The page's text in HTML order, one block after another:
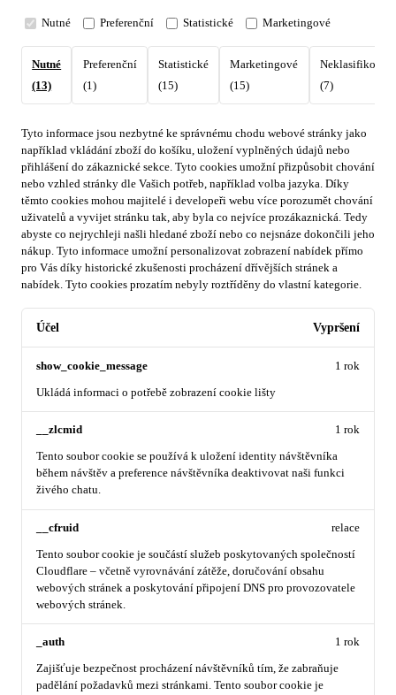
Nutné Preferenční Statistické Marketingové
Nutné
(13)
Preferenční
(1)
Statistické
(15)
Marketingové
(15)
(7)
Tyto informace jsou nezbytné ke správnému chodu webové stránky jako
například vkládání zboží do košíku, uložení vyplněných údajů nebo
přihlášení do zákaznické sekce. Tyto cookies umožní přizpůsobit chování
nebo vzhled stránky dle Vašich potřeb, například volba jazyka. Díky
těmto cookies mohou majitelé i developeři webu více porozumět chování
uživatelů a vyvijet stránku tak, aby byla co nejvíce prozákaznická. Tedy
abyste co nejrychleji našli hledané zboží nebo co nejsnáze dokončili jeho
nákup. Tyto informace umožní personalizovat zobrazení nabídek přímo
pro Vás díky historické zkušenosti procházení dřívějších stránek a
nabídek. Tyto cookies prozatím nebyly roztříděny do vlastní kategorie.
Účel Vypršení
show_cookie_message
Ukládá informaci o potřebě zobrazení cookie lišty
1 rok
__zlcmid
Tento soubor cookie se používá k uložení identity návštěvníka
během návštěv a preference návštěvníka deaktivovat naši funkci
živého chatu.
1 rok
__cfruid
Tento soubor cookie je součástí služeb poskytovaných společností
Cloudflare – včetně vyrovnávání zátěže, doručování obsahu
webových stránek a poskytování připojení DNS pro provozovatele
webových stránek.
relace
_auth
Zajišťuje bezpečnost procházení návštěvníků tím, že zabraňuje
padělání požadavků mezi stránkami. Tento soubor cookie je
1 rok